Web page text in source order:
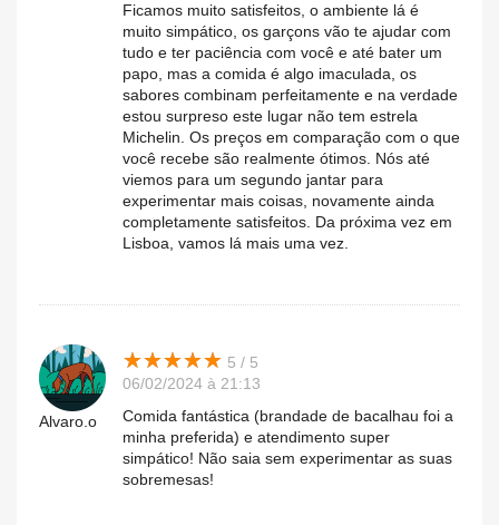
Ficamos muito satisfeitos, o ambiente lá é
muito simpático, os garçons vão te ajudar com
tudo e ter paciência com você e até bater um
papo, mas a comida é algo imaculada, os
sabores combinam perfeitamente e na verdade
estou surpreso este lugar não tem estrela
Michelin. Os preços em comparação com o que
você recebe são realmente ótimos. Nós até
viemos para um segundo jantar para
experimentar mais coisas, novamente ainda
completamente satisfeitos. Da próxima vez em
Lisboa, vamos lá mais uma vez.
Alvaro.o
★★★★★
★★★★★ 5 / 5
06/02/2024 à 21:13
Comida fantástica (brandade de bacalhau foi a
minha preferida) e atendimento super
simpático! Não saia sem experimentar as suas
sobremesas!